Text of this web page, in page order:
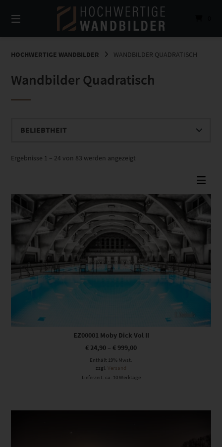
zum
Inhalt
HOCHWERTIGE WANDBILDER WANDBILDER QUADRATISCH
Wandbilder Quadratisch
Ergebnisse 1 – 24 von 83 werden angezeigt
EZ00001 Moby Dick Vol II
€ 24,90 – € 999,00
Enthält 19% Mwst.
zzgl. Versand
Lieferzeit: ca. 10 Werktage
Dieses Produkt weist mehrere Varianten auf. Die Optionen können auf der Produktseite gewählt werden